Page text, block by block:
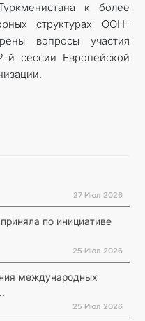
к более
структурах ООН-
вопросы участия
й сессии Европейской
27 Июл 2026
по инициативе
25 Июл 2026
международных
25 Июл 2026